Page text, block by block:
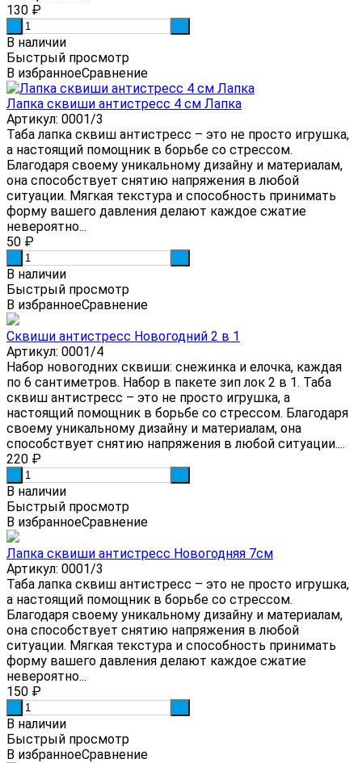
130 ₽
В наличии
Быстрый просмотр
В избранноеСравнение
Лапка сквиши антистресс 4 см Лапка
Артикул: 0001/3
Таба лапка сквиш антистресс – это не просто игрушка,
а настоящий помощник в борьбе со стрессом.
Благодаря своему уникальному дизайну и материалам,
она способствует снятию напряжения в любой
ситуации. Мягкая текстура и способность принимать
форму вашего давления делают каждое сжатие
невероятно...
50 ₽
В наличии
Быстрый просмотр
В избранноеСравнение
Сквиши антистресс Новогодний 2 в 1
Артикул: 0001/4
Набор новогодних сквиши: снежинка и елочка, каждая
по 6 сантиметров. Набор в пакете зип лок 2 в 1. Таба
сквиш антистресс – это не просто игрушка, а
настоящий помощник в борьбе со стрессом. Благодаря
своему уникальному дизайну и материалам, она
способствует снятию напряжения в любой ситуации....
220 ₽
В наличии
Быстрый просмотр
В избранноеСравнение
Лапка сквиши антистресс Новогодняя 7см
Артикул: 0001/3
Таба лапка сквиш антистресс – это не просто игрушка,
а настоящий помощник в борьбе со стрессом.
Благодаря своему уникальному дизайну и материалам,
она способствует снятию напряжения в любой
ситуации. Мягкая текстура и способность принимать
форму вашего давления делают каждое сжатие
невероятно...
150 ₽
В наличии
Быстрый просмотр
В избранноеСравнение